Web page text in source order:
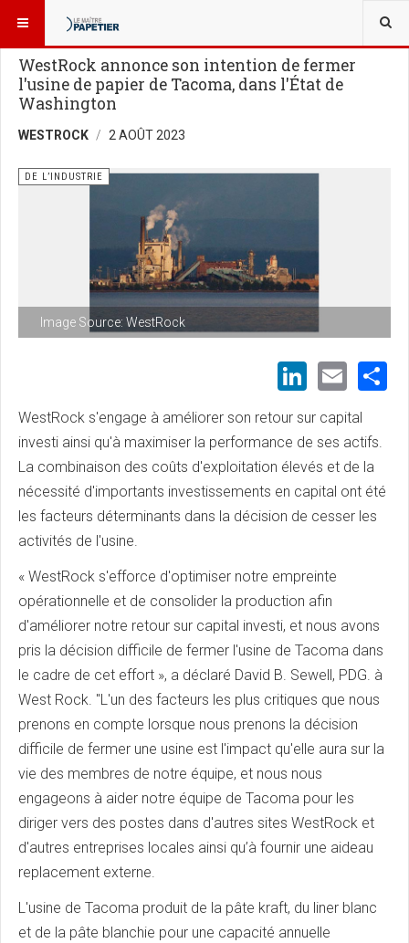
VOUS ÊTES ICI :
WestRock annonce son intention de fermer
l'usine de papier de Tacoma, dans l'État de
Washington
WESTROCK 2 AOÛT 2023
Image Source: WestRock
DE L’INDUSTRIE
WestRock s'engage à améliorer son retour sur capital
investi ainsi qu'à maximiser la performance de ses actifs.
La combinaison des coûts d'exploitation élevés et de la
nécessité d'importants investissements en capital ont été
les facteurs déterminants dans la décision de cesser les
activités de l'usine.
« WestRock s'efforce d'optimiser notre empreinte
opérationnelle et de consolider la production afin
d'améliorer notre retour sur capital investi, et nous avons
pris la décision difficile de fermer l'usine de Tacoma dans
le cadre de cet effort », a déclaré David B. Sewell, PDG. à
West Rock. "L'un des facteurs les plus critiques que nous
prenons en compte lorsque nous prenons la décision
difficile de fermer une usine est l'impact qu'elle aura sur la
vie des membres de notre équipe, et nous nous
engageons à aider notre équipe de Tacoma pour les
diriger vers des postes dans d'autres sites WestRock et
d'autres entreprises locales ainsi qu’à fournir une aideau
replacement externe.
L'usine de Tacoma produit de la pâte kraft, du liner blanc
et de la pâte blanchie pour une capacité annuelle